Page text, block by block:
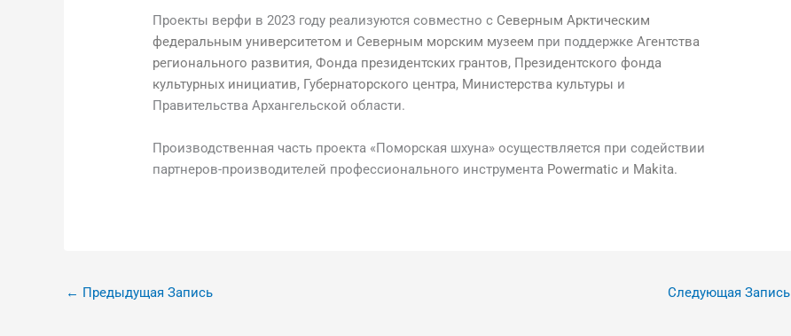
Проекты верфи в 2023 году реализуются совместно с Северным Арктическим
федеральным университетом и Северным морским музеем при поддержкеАгентства
регионального развития,Фонда президентских грантов, Президентского фонда
культурных инициатив, Губернаторского центра, Министерства культуры и
Правительства Архангельской области.
Производственная часть проекта «Поморская шхуна» осуществляется при содействии
партнеров-производителей профессионального инструмента Powermatic и Makita.
← Предыдущая Запись Следующая Запись